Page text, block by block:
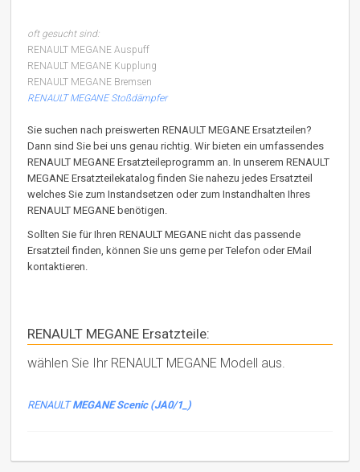
oft gesucht sind:
RENAULT MEGANE Auspuff
RENAULT MEGANE Kupplung
RENAULT MEGANE Bremsen
RENAULT MEGANE Stoßdämpfer
Sie suchen nach preiswerten RENAULT MEGANE Ersatzteilen?
Dann sind Sie bei uns genau richtig. Wir bieten ein umfassendes
RENAULT MEGANE Ersatzteileprogramm an. In unserem RENAULT
MEGANE Ersatzteilekatalog finden Sie nahezu jedes Ersatzteil
welches Sie zum Instandsetzen oder zum Instandhalten Ihres
RENAULT MEGANE benötigen.
Sollten Sie für Ihren RENAULT MEGANE nicht das passende
Ersatzteil finden, können Sie uns gerne per Telefon oder EMail
kontaktieren.
RENAULT MEGANE Ersatzteile:
wählen Sie Ihr RENAULT MEGANE Modell aus.
RENAULTMEGANE Scenic (JA0/1_)